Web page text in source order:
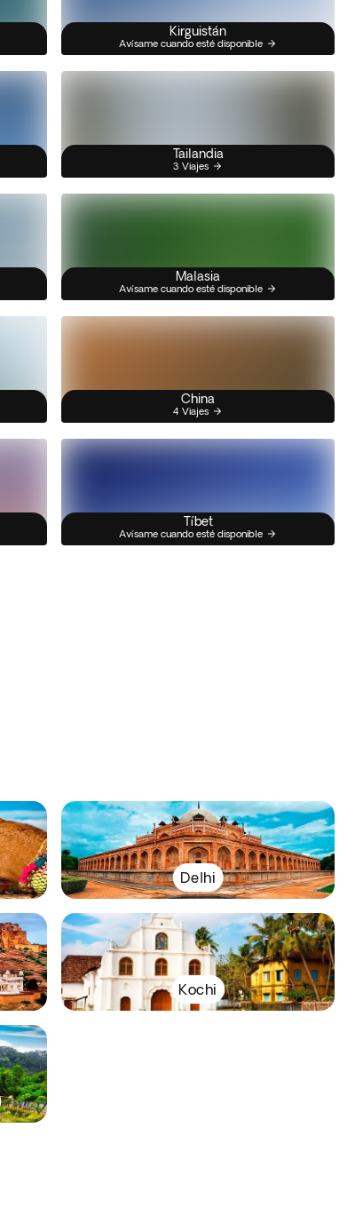
Kirguistán
Avísame cuando esté disponible
Tailandia
3 Viajes
Malasia
Avísame cuando esté disponible
China
4 Viajes
Tíbet
Avísame cuando esté disponible
Delhi
Kochi